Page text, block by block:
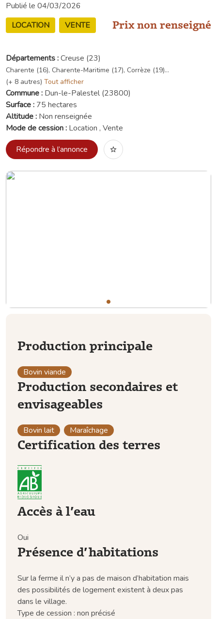
Publié le 04/03/2026
LOCATION
VENTE Prix non renseigné
Départements :Creuse (23)
Charente (16), Charente-Maritime (17), Corrèze (19)...
(+ 8 autres) Tout afficher
Commune : Dun-le-Palestel (23800)
Surface : 75 hectares
Altitude : Non renseignée
Mode de cession : Location , Vente
Répondre à l’annonce
Production principale
Bovin viande
Production secondaires et
envisageables
Bovin lait Maraîchage
Certification des terres
Accès à l’eau
Oui
Présence d’habitations
Sur la ferme il n’y a pas de maison d’habitation mais
des possibilités de logement existent à deux pas
dans le village.
Type de cession : non précisé